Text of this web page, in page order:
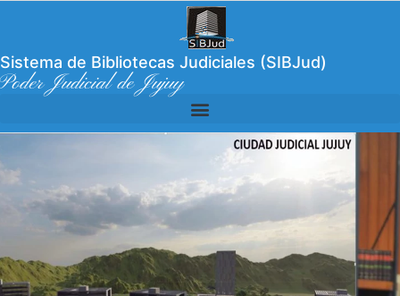
Sistema de Bibliotecas Judiciales (SIBJud)
Poder Judicial de Jujuy